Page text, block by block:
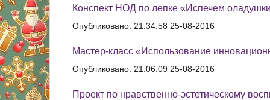
Конспект НОД по лепке «Испечем
Опубликовано: 21:34:58 25-08-2016
Мастер-класс «Использование
Опубликовано: 21:06:09 25-08-2016
Проект по нравственно-эстетическому